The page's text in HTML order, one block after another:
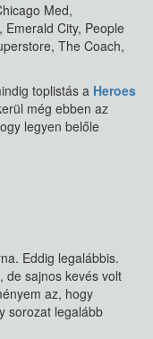
Med,
City, People
The Coach,
toplistás a Heroes
még ebben az
legyen belőle
Eddig legalábbis.
de sajnos kevés volt
az, hogy
sorozat legalább